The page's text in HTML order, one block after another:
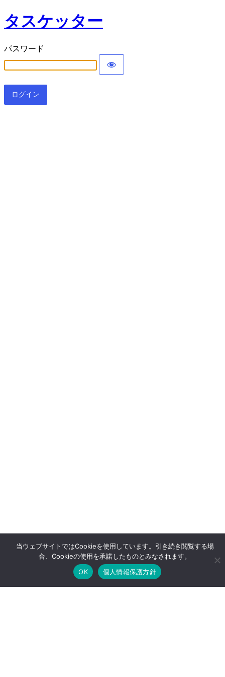
タスケッター
パスワード
当ウェブサイトではCookieを使用しています。引き続き閲覧する場
合、Cookieの使用を承諾したものとみなされます。
OK
個人情報保護方針